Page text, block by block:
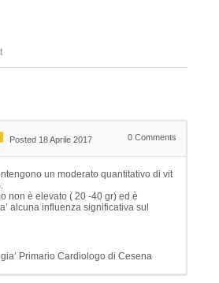
Posted 18 Aprile 2017 0 Comments
un moderato quantitativo di vit
non è elevato ( 20 -40 gr) ed è
alcuna influenza significativa sul
Primario Cardiologo di Cesena